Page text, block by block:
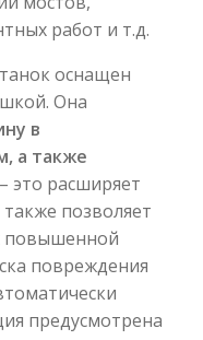
работ и т.д.
оснащен
Она
в
а также
– это расширяет
позволяет
повышенной
повреждения
предусмотрена